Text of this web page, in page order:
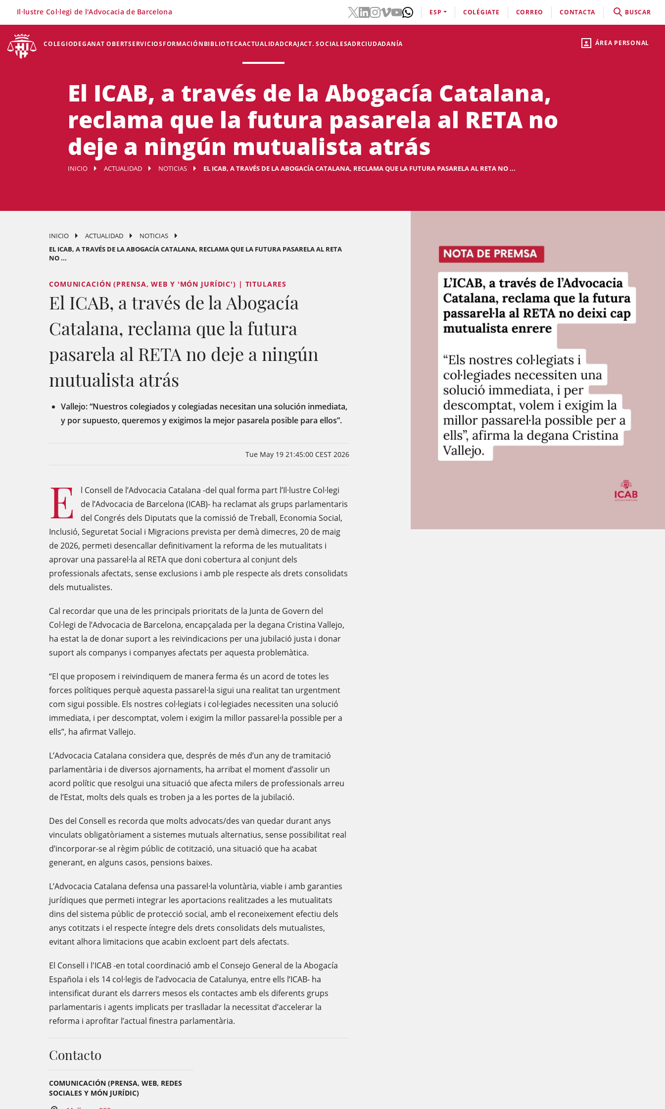
ÁREA PERSONAL
COLEGIODEGANAT OBERTSERVICIOSFORMACIÓNBIBLIOTECAACTUALIDADCRAJACT. SOCIALESADRCIUDADANÍA
Il·lustre Col·legi de l'Advocacia de Barcelona ESP COLÉGIATE CORREO CONTACTA BUSCAR
El ICAB, a través de la Abogacía Catalana,
reclama que la futura pasarela al RETA no
deje a ningún mutualista atrás
INICIO ACTUALIDAD NOTICIAS EL ICAB, A TRAVÉS DE LA ABOGACÍA CATALANA, RECLAMA QUE LA FUTURA PASARELA AL RETA NO ...
INICIO ACTUALIDAD
NOTICIAS
EL ICAB, A TRAVÉS DE LA ABOGACÍA CATALANA, RECLAMA QUE LA FUTURA PASARELA AL RETA
NO ...
COMUNICACIÓN (PRENSA, WEB Y 'MÓN JURÍDIC') | TITULARES
El ICAB, a través de la Abogacía
Catalana, reclama que la futura
pasarela al RETA no deje a ningún
mutualista atrás
Vallejo: “Nuestros colegiados y colegiadas necesitan una solución inmediata,
y por supuesto, queremos y exigimos la mejor pasarela posible para ellos”.
Tue May 19 21:45:00 CEST 2026
E
l Consell de l’Advocacia Catalana -del qual forma part l’Il·lustre Col·legi
de l’Advocacia de Barcelona (ICAB)- ha reclamat als grups parlamentaris
del Congrés dels Diputats que la comissió de Treball, Economia Social,
Inclusió, Seguretat Social i Migracions prevista per demà dimecres, 20 de maig
de 2026, permeti desencallar definitivament la reforma de les mutualitats i
aprovar una passarel·la al RETA que doni cobertura al conjunt dels
professionals afectats, sense exclusions i amb ple respecte als drets consolidats
dels mutualistes.
Cal recordar que una de les principals prioritats de la Junta de Govern del
Col·legi de l’Advocacia de Barcelona, encapçalada per la degana Cristina Vallejo,
ha estat la de donar suport a les reivindicacions per una jubilació justa i donar
suport als companys i companyes afectats per aquesta problemàtica.
“El que proposem i reivindiquem de manera ferma és un acord de totes les
forces polítiques perquè aquesta passarel·la sigui una realitat tan urgentment
com sigui possible. Els nostres col·legiats i col·legiades necessiten una solució
immediata, i per descomptat, volem i exigim la millor passarel·la possible per a
ells”, ha afirmat Vallejo.
L’Advocacia Catalana considera que, després de més d’un any de tramitació
parlamentària i de diversos ajornaments, ha arribat el moment d’assolir un
acord polític que resolgui una situació que afecta milers de professionals arreu
de l’Estat, molts dels quals es troben ja a les portes de la jubilació.
Des del Consell es recorda que molts advocats/des van quedar durant anys
vinculats obligatòriament a sistemes mutuals alternatius, sense possibilitat real
d’incorporar-se al règim públic de cotització, una situació que ha acabat
generant, en alguns casos, pensions baixes.
L’Advocacia Catalana defensa una passarel·la voluntària, viable i amb garanties
jurídiques que permeti integrar les aportacions realitzades a les mutualitats
dins del sistema públic de protecció social, amb el reconeixement efectiu dels
anys cotitzats i el respecte íntegre dels drets consolidats dels mutualistes,
evitant alhora limitacions que acabin excloent part dels afectats.
El Consell i l'ICAB -en total coordinació amb el Consejo General de la Abogacía
Española i els 14 col·legis de l’advocacia de Catalunya, entre ells l’ICAB- ha
intensificat durant els darrers mesos els contactes amb els diferents grups
parlamentaris i agents implicats per traslladar la necessitat d’accelerar la
reforma i aprofitar l’actual finestra parlamentària.
Contacto
COMUNICACIÓN (PRENSA, WEB, REDES
SOCIALES Y MÓN JURÍDIC)